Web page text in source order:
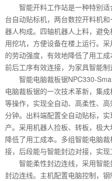
智能开料工作站是一种特别适
台自动贴标机，两台数控开料机
器人构成。四轴机器人上料，避
用挖坑，方便设备在楼上运行。
的劳动强度，有效地降低了用工
前后工序有效连接，为家具智能制
智能电脑裁板锯NPC330-
电脑裁板锯的一次技术革新，集
等操作，实现全自动、高柔性、
分钟。出料端配置全自动贴标，
产。采用机器人捡板、转板，极
降低了用工成本。多组智能电脑
接，后段能与智能封边对接，实现
智能柔性封边连线，采用智能
封边连线。主机配置电脑控制，